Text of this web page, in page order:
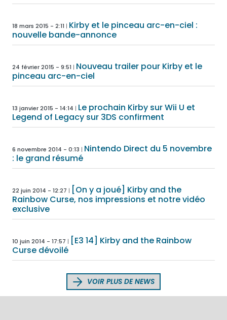
18 mars 2015 - 2:11
Kirby et le pinceau arc-en-ciel :
nouvelle bande-annonce
24 février 2015 - 9:51
Nouveau trailer pour Kirby et le
pinceau arc-en-ciel
13 janvier 2015 - 14:14
Le prochain Kirby sur Wii U et
Legend of Legacy sur 3DS confirment
6 novembre 2014 - 0:13
Nintendo Direct du 5 novembre
: le grand résumé
22 juin 2014 - 12:27
[On y a joué] Kirby and the
Rainbow Curse, nos impressions et notre vidéo
exclusive
10 juin 2014 - 17:57
[E3 14] Kirby and the Rainbow
Curse dévoilé
VOIR PLUS DE NEWS